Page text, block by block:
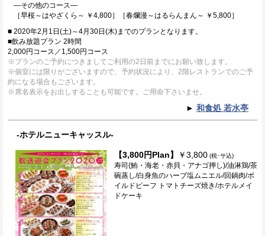
―その他のコース―
［早桜～はやざくら～ ￥4,800］［春爛漫～はるらんまん～ ￥5,800］
■ 2020年2月1日(土)～4月30日(木)までのプランとなります。
■飲み放題プラン 2時間
2,000円コース／1,500円コース
※プランのご予約につきましてご利用の2日前までにお願い致します。
※個室には限りがございますので、予約状況により、2階レストランでのご予
約になる場合もございます。
※席名表示をお出しすることも可能です。ご用命下さいませ。
► 和食処 若水亭
-ホテルニューキャッスル-
【3,800円Plan】 ￥3,800 (税･サ込)
寿司(鮪・海老・赤貝・アナゴ押し)/油淋鶏/茶
碗蒸し/白身魚のハーブ塩ムニエル/回鍋肉/ボ
イルドビーフ トマトチーズ焼き/ホテルメイ
ドケーキ